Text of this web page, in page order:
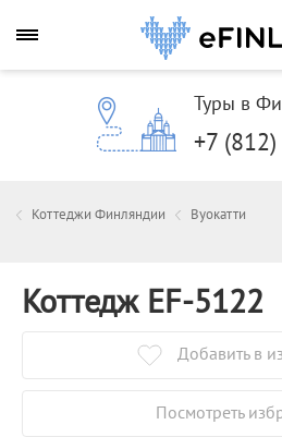
Туры в
+7
Коттеджи Финляндии Вуокатти
Коттедж EF-5122
Добавить в
Посмотреть